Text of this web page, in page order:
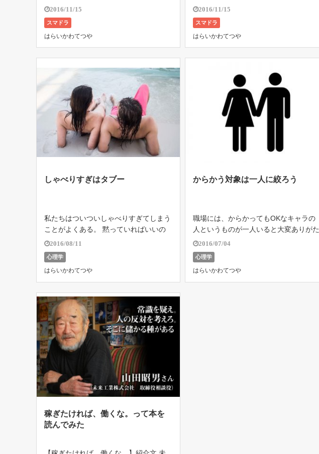
と違い、摂取する前の出来事の想起力も
高まる。 セロトニンを抑制し、持続時
間が長いのも特徴と言われているのだ
が、、 まだ注文したばっかりで届いて
[…]
2016/11/15
スマドラ
はらいかわてつや
ーピング “スマートドラッグ” 通称『ス
マドラ」です。 最強の食事のデイヴ・
アスプリーも、 ぶっちゃけ今の成功が
あるのは スマドラのおかげだと言って
[…]
2016/11/15
スマドラ
はらいかわてつや
しゃべりすぎはタブー
私たちはついついしゃべりすぎてしまう
ことがよくある。 黙っていればいいの
に、しゃべりすぎて人から疎まれるとい
うことだ。 一言で言ってしまえば「自
滅」である。 人から嫌われないために
は、しゃべりすぎないことが一番であ
る。 […]
2016/08/11
心理学
はらいかわてつや
からかう対象は一人に絞ろう
職場には、からかってもOKなキャラの
人というものが一人いると大変ありがた
い。 なぜなら、その人をからかうこと
で場の空気が和むからである。 もとも
とからかわれてもそんなに落ち込むこと
がない、気の良い人がいる。 上司から
怒ら […]
2016/07/04
心理学
はらいかわてつや
稼ぎたければ、働くな。って本を
読んでみた